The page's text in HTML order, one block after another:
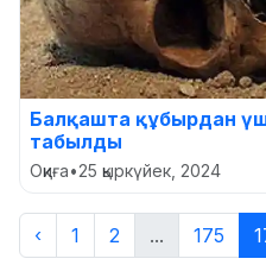
Балқашта құбырдан
табылды
Оқиға•25 қыркүйек, 2024
‹ 1 2 ... 175